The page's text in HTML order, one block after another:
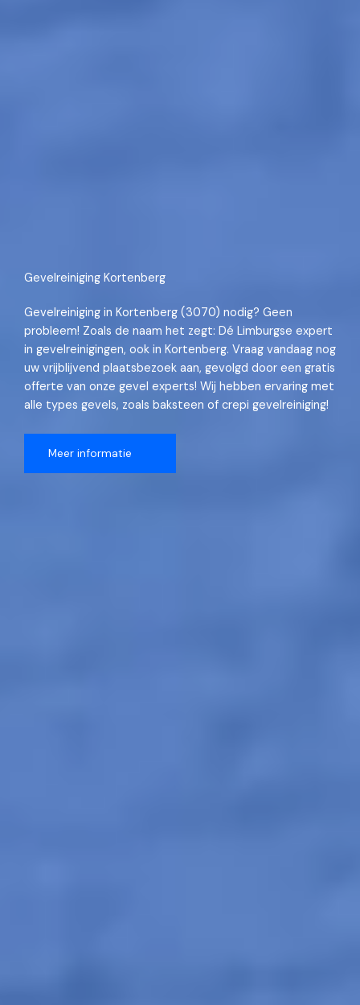
Gevelreiniging Kortenberg
Gevelreiniging in Kortenberg (3070) nodig? Geen
probleem! Zoals de naam het zegt: Dé Limburgse expert
in gevelreinigingen, ook in Kortenberg. Vraag vandaag nog
uw vrijblijvend plaatsbezoek aan, gevolgd door een gratis
offerte van onze gevel experts! Wij hebben ervaring met
alle types gevels, zoals baksteen of crepi gevelreiniging!
Meer informatie